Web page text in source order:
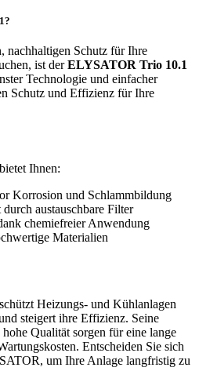
nachhaltigen Schutz für Ihre
ist derELYSATOR Trio 10.1
Technologie und einfacher
Schutz und Effizienz für Ihre
bietet Ihnen:
Korrosion und Schlammbildung
austauschbare Filter
chemiefreier Anwendung
Materialien
schützt Heizungs- und Kühlanlagen
steigert ihre Effizienz. Seine
Qualität sorgen für eine lange
Entscheiden Sie sich
um Ihre Anlage langfristig zu